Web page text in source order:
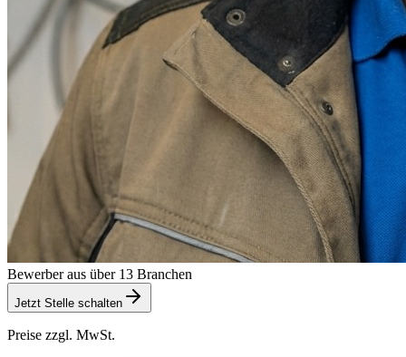
Bewerber aus über 13 Branchen
Jetzt Stelle schalten
Preise zzgl. MwSt.